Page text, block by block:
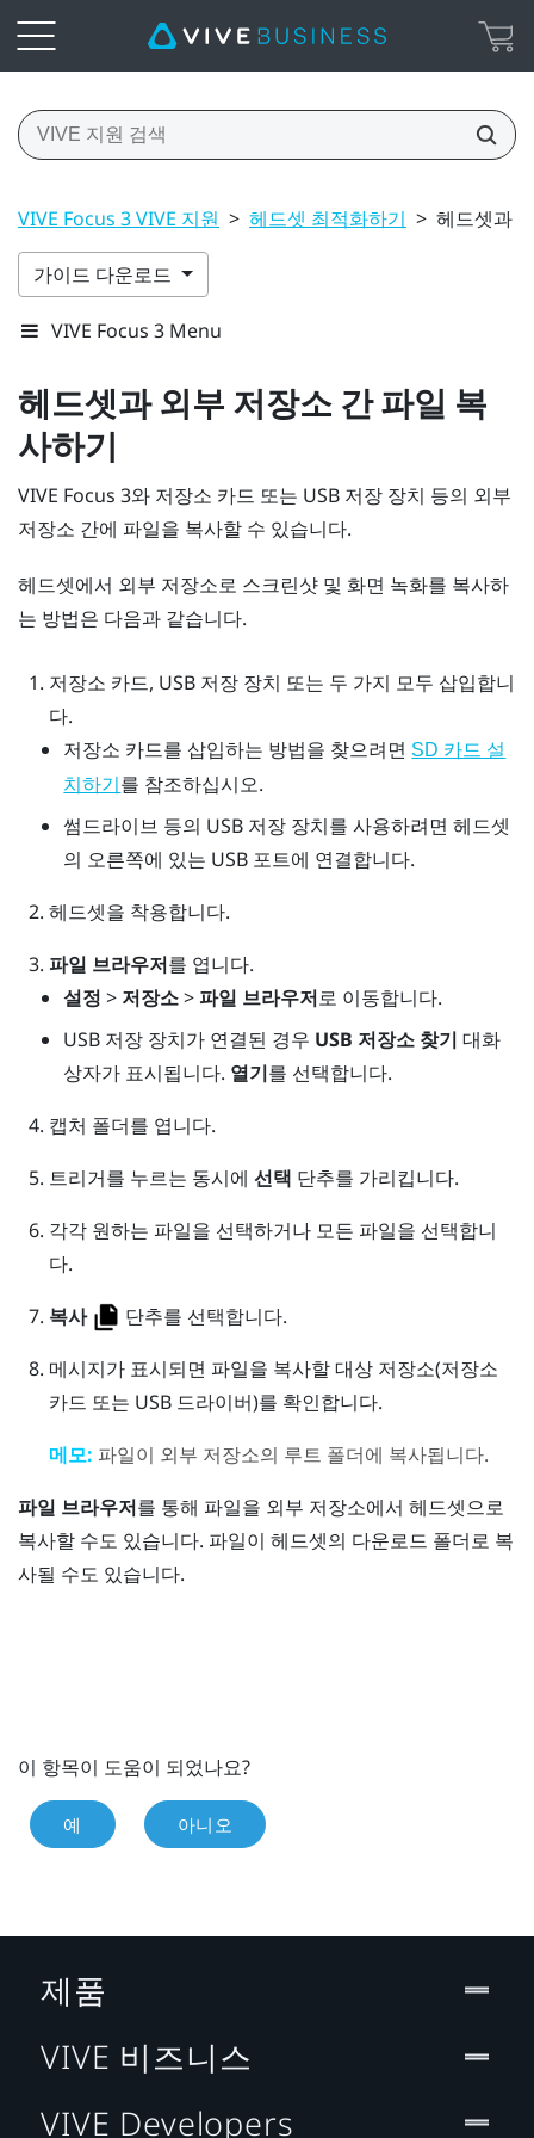
VIVE Focus 3 VIVE 지원 > 헤드셋 최적화하기 > 헤드셋과
가이드 다운로드
VIVE Focus 3 Menu
헤드셋과 외부 저장소 간 파일 복
사하기
VIVE Focus 3와 저장소 카드 또는 USB 저장 장치 등의 외부
저장소 간에 파일을 복사할 수 있습니다.
헤드셋에서 외부 저장소로 스크린샷 및 화면 녹화를 복사하
는 방법은 다음과 같습니다.
저장소 카드, USB 저장 장치 또는 두 가지 모두 삽입합니
다.
저장소 카드를 삽입하는 방법을 찾으려면 SD 카드 설
치하기 를 참조하십시오.
썸드라이브 등의 USB 저장 장치를 사용하려면 헤드셋
의 오른쪽에 있는 USB 포트에 연결합니다.
헤드셋을 착용합니다.
파일 브라우저를 엽니다.
설정 > 저장소>파일 브라우저로 이동합니다.
USB 저장 장치가 연결된 경우 USB 저장소 찾기 대화
상자가 표시됩니다. 열기를 선택합니다.
캡처 폴더를 엽니다.
트리거를 누르는 동시에 선택 단추를 가리킵니다.
각각 원하는 파일을 선택하거나 모든 파일을 선택합니
다.
복사
단추를 선택합니다.
메시지가 표시되면 파일을 복사할 대상 저장소(저장소
카드 또는 USB 드라이버)를 확인합니다.
메모: 파일이 외부 저장소의 루트 폴더에 복사됩니다.
파일 브라우저를 통해 파일을 외부 저장소에서 헤드셋으로
복사할 수도 있습니다. 파일이 헤드셋의 다운로드 폴더로 복
사될 수도 있습니다.
이 항목이 도움이 되었나요?
예 아니오
제품
VIVE 비즈니스
VIVE Developers